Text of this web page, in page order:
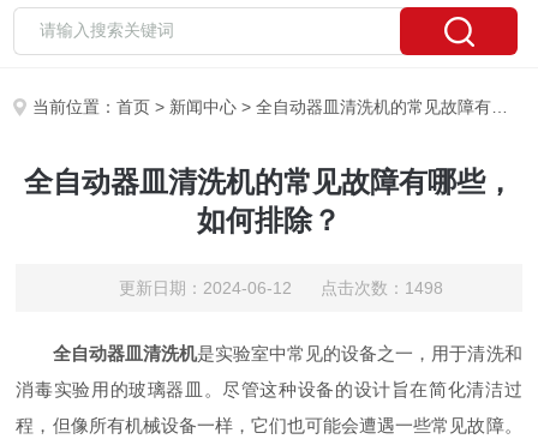
当前位置：首页 > 新闻中心 > 全自动器皿清洗机的常见故障有哪些，如何排除？
全自动器皿清洗机的常见故障有哪些，
如何排除？
更新日期：2024-06-12 点击次数：1498
全自动器皿清洗机是实验室中常见的设备之一，用于清洗和
消毒实验用的玻璃器皿。尽管这种设备的设计旨在简化清洁过
程，但像所有机械设备一样，它们也可能会遭遇一些常见故障。